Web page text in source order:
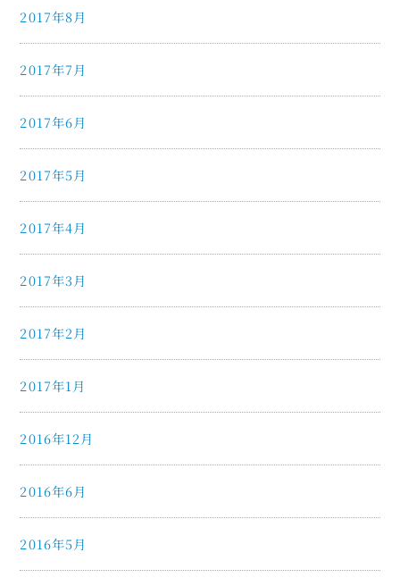
2017年8月
2017年7月
2017年6月
2017年5月
2017年4月
2017年3月
2017年2月
2017年1月
2016年12月
2016年6月
2016年5月